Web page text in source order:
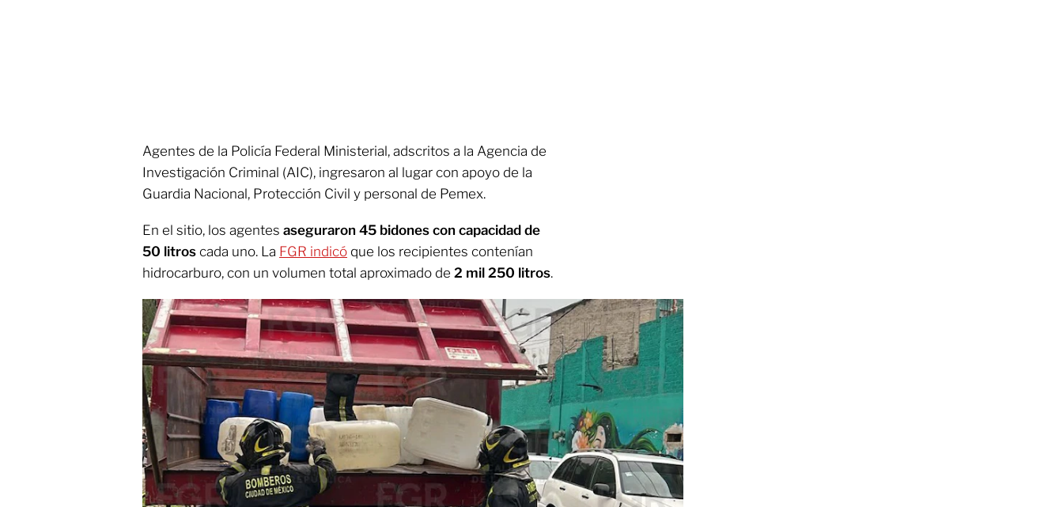
Agentes de la Policía Federal Ministerial, adscritos a la Agencia de
Investigación Criminal (AIC), ingresaron al lugar con apoyo de la
Guardia Nacional, Protección Civil y personal de Pemex.
En el sitio, los agentes aseguraron 45 bidones con capacidad de
50 litros cada uno. La FGR indicó que los recipientes contenían
hidrocarburo, con un volumen total aproximado de 2 mil 250 litros.